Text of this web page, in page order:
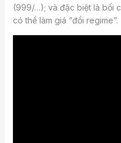
(999/…); và đặc biệt là bối
có thể làm giá “đổi regime”.